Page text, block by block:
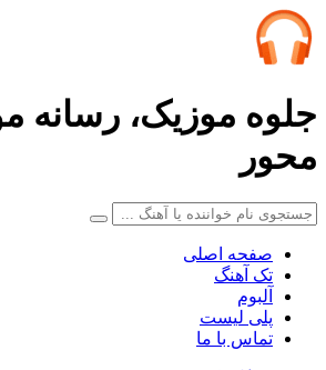
جلوه موزیک، رسانه
محور
صفحه اصلی
تک آهنگ
آلبوم
پلی لیست
تماس با ما